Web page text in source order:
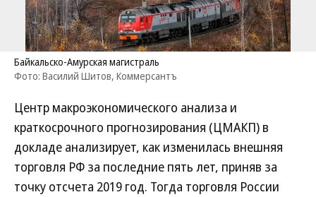
Байкальско-Амурская магистраль
Фото: Василий Шитов, Коммерсантъ
Центр макроэкономического анализа и
краткосрочного прогнозирования (ЦМАКП) в
докладе анализирует, как изменилась внешняя
торговля РФ за последние пять лет, приняв за
точку отсчета 2019 год. Тогда торговля России